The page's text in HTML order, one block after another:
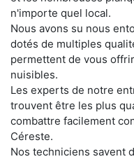
n'importe quel local.
Nous avons su nous
dotés de multiples
permettent de vous
nuisibles.
Les experts de notre
trouvent être les plus
combattre facilement
Céreste.
Nos techniciens savent